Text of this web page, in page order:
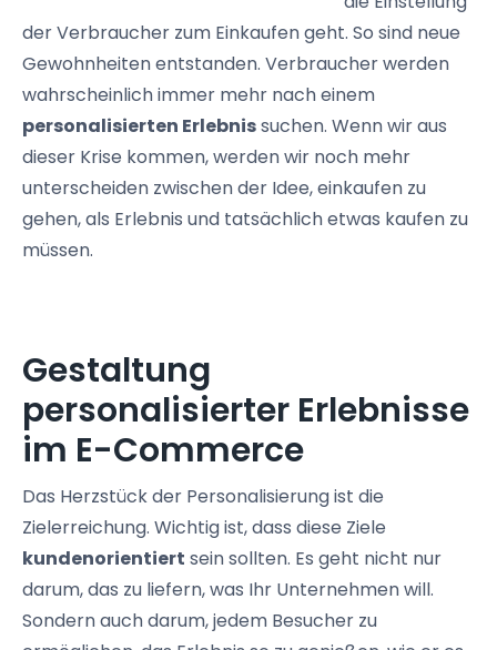
der Verbraucher zum Einkaufen geht. So sind neue
Gewohnheiten entstanden. Verbraucher werden
wahrscheinlich immer mehr nach einem
personalisierten Erlebnissuchen. Wenn wir aus
dieser Krise kommen, werden wir noch mehr
unterscheiden zwischen der Idee, einkaufen zu
gehen, als Erlebnis und tatsächlich etwas kaufen zu
müssen.
Gestaltung
personalisierter Erlebnisse
im E-Commerce
Das Herzstück der Personalisierung ist die
Zielerreichung. Wichtig ist, dass diese Ziele
kundenorientiert sein sollten. Es geht nicht nur
darum, das zu liefern, was Ihr Unternehmen will.
Sondern auch darum, jedem Besucher zu